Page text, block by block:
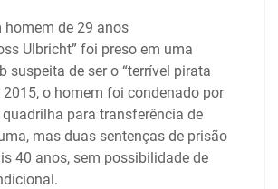
homem de 29 anos
Ulbricht” foi preso em uma
suspeita de ser o “terrível pirata
2015, o homem foi condenado por
para transferência de
mas duas sentenças de prisão
40 anos, sem possibilidade de